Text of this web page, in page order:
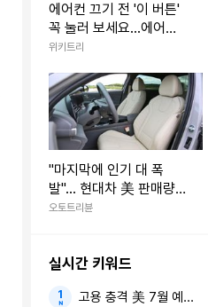
에어컨 끄기 전 '이 버튼'
꼭 눌러 보세요...에어컨
수명이 늘어납니다
위키트리
"마지막에 인기 대 폭
발"... 현대차 美 판매량
신기록, 의외로 '이 차'가
오토트리뷴
실시간 키워드
고용 충격 美 7월 예상 밖